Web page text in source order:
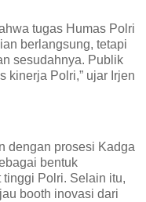
tugas Humas Polri
berlangsung, tetapi
sesudahnya. Publik
kinerja Polri,” ujar Irjen
dengan prosesi Kadga
bentuk
Polri. Selain itu,
booth inovasi dari